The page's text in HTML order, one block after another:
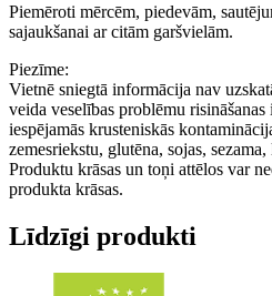
Piemēroti mērcēm, piedevām,
sajaukšanai ar citām garšvielām.
Piezīme:
Vietnē sniegtā informācija nav
veida veselības problēmu
iespējamās krusteniskās
zemesriekstu, glutēna, sojas,
Produktu krāsas un toņi attēlos var
produkta krāsas.
Līdzīgi produkti